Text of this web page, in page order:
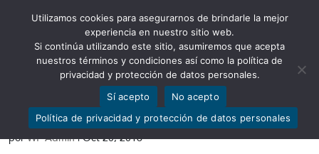
Abrir barra de herramientas
Patrimonio Técnico
porWP Admin|Oct 20, 2016
Utilizamos cookies para asegurarnos de brindarle la mejor
experiencia en nuestro sitio web.
Si continúa utilizando este sitio, asumiremos que acepta
nuestros términos y condiciones así como la política de
privacidad y protección de datos personales.
Sí acepto
No acepto
Política de privacidad y protección de datos personales